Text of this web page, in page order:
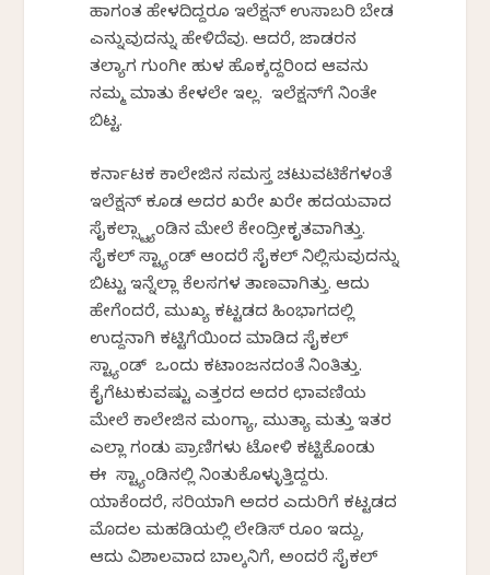
ಹಾಗಂತ ಹೇಳದಿದ್ದರೂ ಇಲೆಕ್ಷನ್ ಉಸಾಬರಿ ಬೇಡ
ಎನ್ನುವುದನ್ನು ಹೇಳಿದೆವು. ಆದರೆ, ಜಾಡರನ
ತಲ್ಯಾಗ ಗುಂಗೀ ಹುಳ ಹೊಕ್ಕದ್ದರಿಂದ ಆವನು
ನಮ್ಮ ಮಾತು ಕೇಳಲೇ ಇಲ್ಲ. ಇಲೆಕ್ಷನ್‌ಗೆ ನಿಂತೇ
ಬಿಟ್ಟ.
ಕರ್ನಾಟಕ ಕಾಲೇಜಿನ ಸಮಸ್ತ ಚಟುವಟಿಕೆಗಳಂತೆ
ಇಲೆಕ್ಷನ್ ಕೂಡ ಅದರ ಖರೇ ಖರೇ ಹದಯವಾದ
ಸೈಕಲ್ಸ್ಟ್ಯಾಂಡಿನ ಮೇಲೆ ಕೇಂದ್ರೀಕೃತವಾಗಿತ್ತು.
ಸೈಕಲ್ ಸ್ಟ್ಯಾಂಡ್ ಆಂದರೆ ಸೈಕಲ್ ನಿಲ್ಲಿಸುವುದನ್ನು
ಬಿಟ್ಟು ಇನ್ನೆಲ್ಲಾ ಕೆಲಸಗಳ ತಾಣವಾಗಿತ್ತು. ಆದು
ಹೇಗೆಂದರೆ, ಮುಖ್ಯ ಕಟ್ಟಡದ ಹಿಂಭಾಗದಲ್ಲಿ
ಉದ್ದನಾಗಿ ಕಟ್ಟಿಗೆಯಿಂದ ಮಾಡಿದ ಸೈಕಲ್
ಸ್ಟ್ಯಾಂಡ್ ಒಂದು ಕಟಾಂಜನದಂತೆ ನಿಂತಿತ್ತು.
ಕೈಗೆಟುಕುವಷ್ಟು ಎತ್ತರದ ಅದರ ಛಾವಣಿಯ
ಮೇಲೆ ಕಾಲೇಜಿನ ಮಂಗ್ಯಾ, ಮುತ್ಯಾ ಮತ್ತು ಇತರ
ಎಲ್ಲಾ ಗಂಡು ಪ್ರಾಣಿಗಳು ಟೋಳಿ ಕಟ್ಟಿಕೊಂಡು
ಈ ಸ್ಟ್ಯಾಂಡಿನಲ್ಲಿ ನಿಂತುಕೊಳ್ಳುತ್ತಿದ್ದರು.
ಯಾಕೆಂದರೆ, ಸರಿಯಾಗಿ ಅದರ ಎದುರಿಗೆ ಕಟ್ಟಡದ
ಮೊದಲ ಮಹಡಿಯಲ್ಲಿ ಲೇಡಿಸ್ ರೂಂ ಇದ್ದು,
ಆದು ವಿಶಾಲವಾದ ಬಾಲ್ಕನಿಗೆ, ಅಂದರೆ ಸೈಕಲ್